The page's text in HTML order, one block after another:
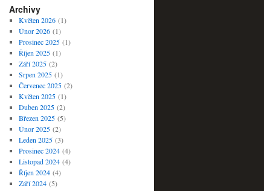
Archivy
Květen 2026(1)
Únor 2026(1)
Prosinec 2025(1)
Říjen 2025(1)
Září 2025(2)
Srpen 2025(1)
Červenec 2025(2)
Květen 2025(1)
Duben 2025(2)
Březen 2025(5)
Únor 2025(2)
Leden 2025(3)
Prosinec 2024(4)
Listopad 2024(4)
Říjen 2024(4)
Září 2024(5)